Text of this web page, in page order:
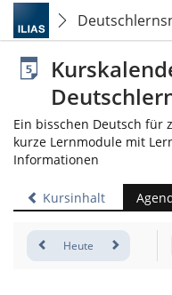
Ein bisschen Deutsch für
kurze Lernmodule mit
Informationen
Kursinhalt
Heute